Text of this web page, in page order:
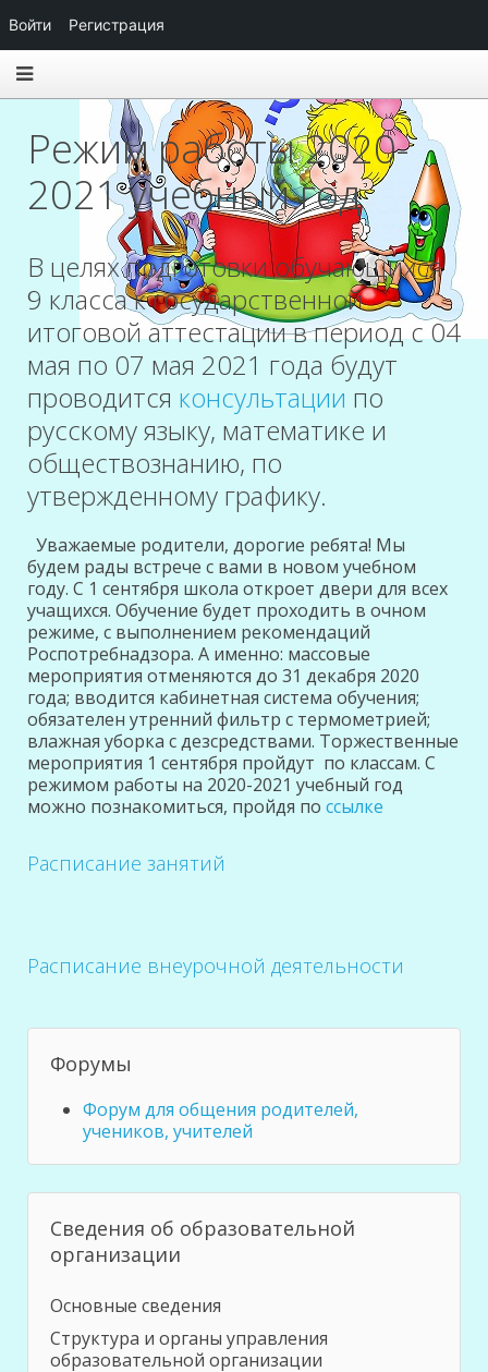
Режим работы 2020-
2021 учебный год
В целях подготовки обучающихся
9 класса к государственной
итоговой аттестации в период с 04
мая по 07 мая 2021 года будут
проводится консультации по
русскому языку, математике и
обществознанию, по
утвержденному графику.
Уважаемые родители, дорогие ребята! Мы
будем рады встрече с вами в новом учебном
году. С 1 сентября школа откроет двери для всех
учащихся. Обучение будет проходить в очном
режиме, с выполнением рекомендаций
Роспотребнадзора. А именно: массовые
мероприятия отменяются до 31 декабря 2020
года; вводится кабинетная система обучения;
обязателен утренний фильтр с термометрией;
влажная уборка с дезсредствами. Торжественные
мероприятия 1 сентября пройдут по классам. С
режимом работы на 2020-2021 учебный год
можно познакомиться, пройдя по ссылке
Расписание занятий
Расписание внеурочной деятельности
Форумы
Форум для общения родителей,
учеников, учителей
Сведения об образовательной
организации
Основные сведения
Структура и органы управления
образовательной организации
Войти Регистрация